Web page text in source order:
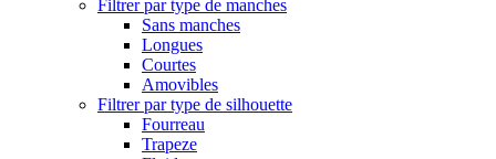
Filtrer par type de manches
Sans manches
Longues
Courtes
Amovibles
Filtrer par type de silhouette
Fourreau
Trapeze